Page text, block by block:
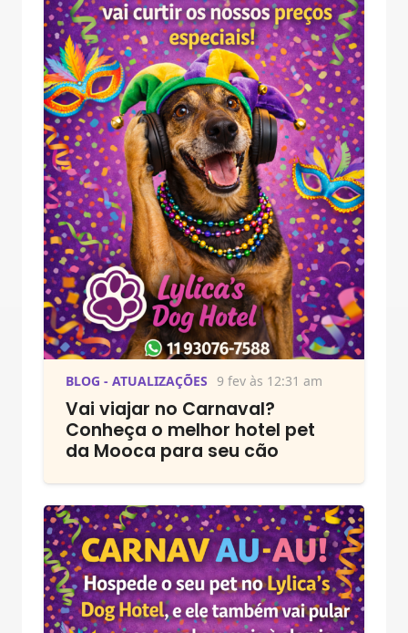
BLOG - ATUALIZAÇÕES 9 fev às 12:31 am
Vai viajar no Carnaval?
Conheça o melhor hotel pet
da Mooca para seu cão